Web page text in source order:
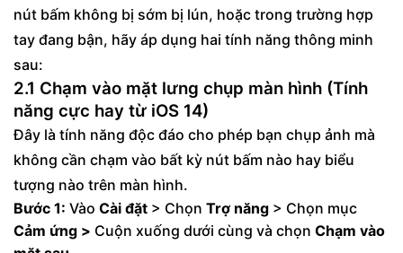
nút bấm không bị sớm bị lún, hoặc trong trường hợp
tay đang bận, hãy áp dụng hai tính năng thông minh
sau:
2.1 Chạm vào mặt lưng chụp màn hình (Tính
năng cực hay từ iOS 14)
Đây là tính năng độc đáo cho phép bạn chụp ảnh mà
không cần chạm vào bất kỳ nút bấm nào hay biểu
tượng nào trên màn hình.
Bước 1: Vào Cài đặt > Chọn Trợ năng > Chọn mục
Cảm ứng > Cuộn xuống dưới cùng và chọn Chạm vào